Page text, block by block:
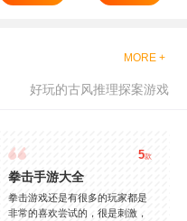
MORE +
好玩的古风推理探案游戏
5款
拳击手游大全
拳击游戏还是有很多的玩家都是
非常的喜欢尝试的，很是刺激，